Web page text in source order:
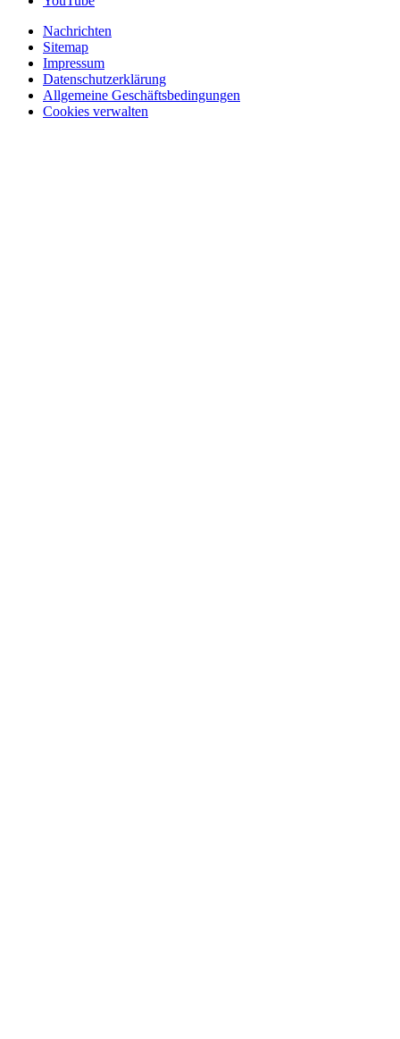
Nachrichten
Sitemap
Impressum
Datenschutzerklärung
Allgemeine Geschäftsbedingungen
Cookies verwalten